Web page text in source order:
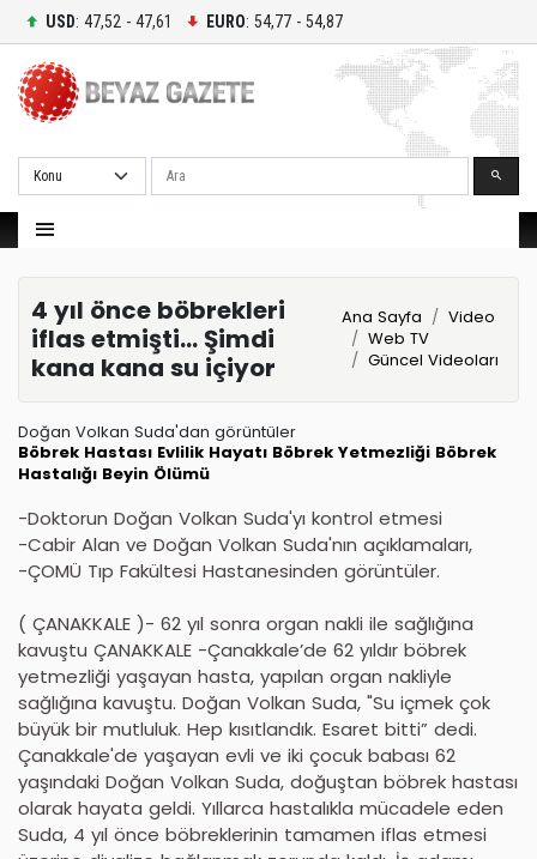
USD: 47,52 - 47,61 EURO: 54,77 - 54,87
Ara
4 yıl önce böbrekleri
iflas etmişti... Şimdi
kana kana su içiyor
Ana Sayfa
Video
Web TV
Güncel Videoları
Doğan Volkan Suda'dan görüntüler
Böbrek Hastası Evlilik Hayatı Böbrek Yetmezliği Böbrek
Hastalığı Beyin Ölümü
-Doktorun Doğan Volkan Suda'yı kontrol etmesi
-Cabir Alan ve Doğan Volkan Suda'nın açıklamaları,
-ÇOMÜ Tıp Fakültesi Hastanesinden görüntüler.
( ÇANAKKALE )- 62 yıl sonra organ nakli ile sağlığına
kavuştu ÇANAKKALE -Çanakkale’de 62 yıldır böbrek
yetmezliği yaşayan hasta, yapılan organ nakliyle
sağlığına kavuştu. Doğan Volkan Suda, "Su içmek çok
büyük bir mutluluk. Hep kısıtlandık. Esaret bitti” dedi.
Çanakkale'de yaşayan evli ve iki çocuk babası 62
yaşındaki Doğan Volkan Suda, doğuştan böbrek hastası
olarak hayata geldi. Yıllarca hastalıkla mücadele eden
Suda, 4 yıl önce böbreklerinin tamamen iflas etmesi